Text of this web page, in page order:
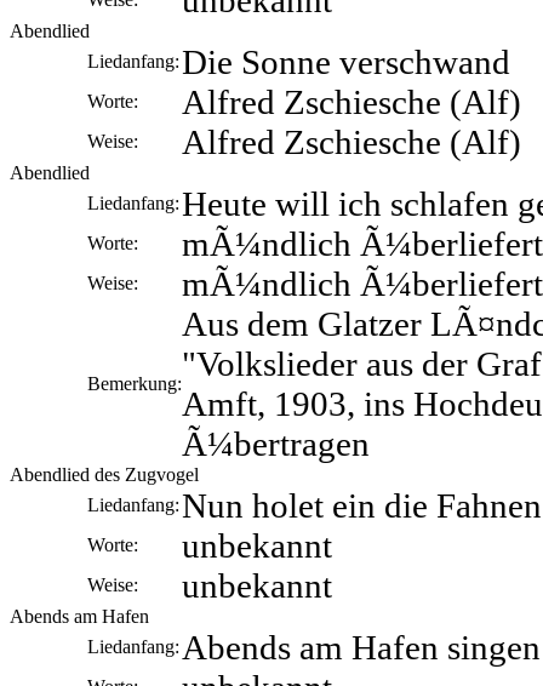
Abendlied
Liedanfang:Die Sonne verschwand
Worte: Alfred Zschiesche (Alf)
Weise: Alfred Zschiesche (Alf)
Abendlied
Liedanfang:Heute will ich schlafen
Worte: mÃ¼ndlich Ã¼berliefert
Weise: mÃ¼ndlich Ã¼berliefert
Bemerkung:
Aus dem Glatzer
"Volkslieder aus der
Amft, 1903, ins
Ã¼bertragen
Abendlied des Zugvogel
Liedanfang:Nun holet ein die Fahnen
Worte: unbekannt
Weise: unbekannt
Abends am Hafen
Liedanfang: Abends am Hafen